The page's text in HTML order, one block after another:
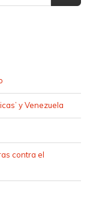
y Venezuela
contra el